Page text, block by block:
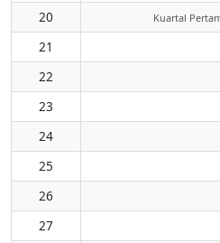
20
Kuartal
21
22
23
24
25
26
27